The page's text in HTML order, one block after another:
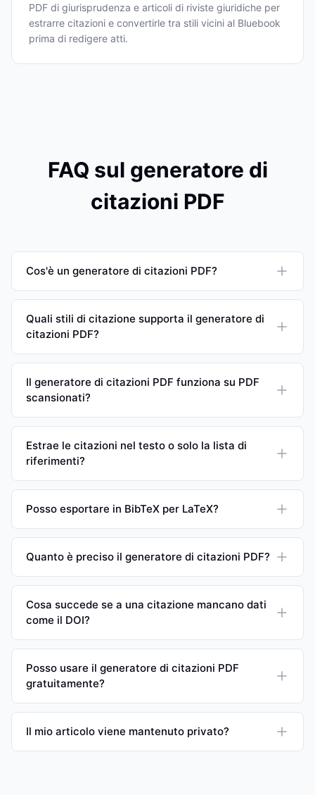
PDF di giurisprudenza e articoli di riviste giuridiche per
estrarre citazioni e convertirle tra stili vicini al Bluebook
prima di redigere atti.
FAQ sul generatore di
citazioni PDF
Cos'è un generatore di citazioni PDF?
Quali stili di citazione supporta il generatore di
citazioni PDF?
Il generatore di citazioni PDF funziona su PDF
scansionati?
Estrae le citazioni nel testo o solo la lista di
riferimenti?
Posso esportare in BibTeX per LaTeX?
Quanto è preciso il generatore di citazioni PDF?
Cosa succede se a una citazione mancano dati
come il DOI?
Posso usare il generatore di citazioni PDF
gratuitamente?
Il mio articolo viene mantenuto privato?